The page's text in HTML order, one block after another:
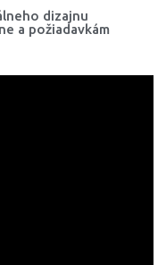
dizajnu
a požiadavkám